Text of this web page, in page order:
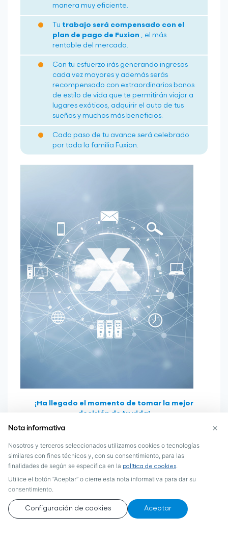
manera muy eficiente.
Tu trabajo será compensado con el
plan de pago de Fuxion , el más
rentable del mercado.
Con tu esfuerzo irás generando ingresos
cada vez mayores y además serás
recompensado con extraordinarios bonos
de estilo de vida que te permitirán viajar a
lugares exóticos, adquirir el auto de tus
sueños y muchos más beneficios.
Cada paso de tu avance será celebrado
por toda la familia Fuxion.
¡Ha llegado el momento de tomar la mejor
decisión de tu vida!
¡Para Fuxion será un honor ser parte de tu éxito!
CONTACTAR A MI EMPRENDEDOR
×
Nota informativa
Nosotros y terceros seleccionados utilizamos cookies o tecnologías
similares con fines técnicos y, con su consentimiento, para las
finalidades de según se especifica en la política de cookies.
Utilice el botón “Aceptar” o cierre esta nota informativa para dar su
consentimiento.
Configuración de cookies Aceptar